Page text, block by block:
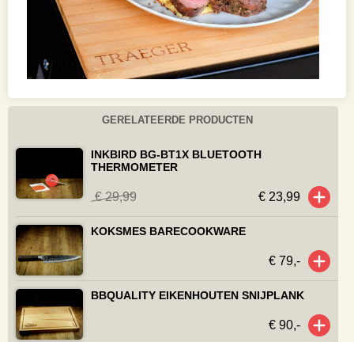
GERELATEERDE PRODUCTEN
INKBIRD BG-BT1X BLUETOOTH
THERMOMETER
€ 29,99 € 23,99
KOKSMES BARECOOKWARE
€ 79,-
BBQUALITY EIKENHOUTEN SNIJPLANK
€ 90,-